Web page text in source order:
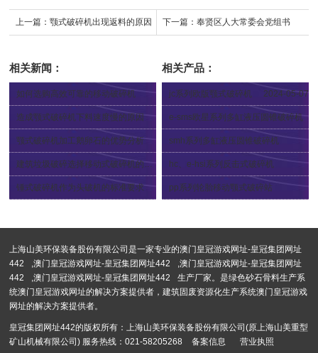
上一篇： 颚式破碎机出现返料的原因 下一篇：奉贤区人大常委会党组书
份开展“优环境、稳经济”大走访大调
研
相关新闻：
如何选购高效可靠的移动破碎机
2024-05-17
造成颚式破碎机下料速度慢的原因
2024-05-11
颚式破碎机加工鹅卵石的优势分析
2024-05-09
建筑垃圾破碎选择移动式破碎机的好处
2024-05-07
锤式破碎机作为头破机的标准要求
相关产品：
jc系列欧版颚式破碎机 2024-05-07
e-sms欧星系列多缸液压圆锥破碎机
2012-12-04
smh系列多缸液压圆锥破碎机
2012-12-04
hc、e-hsi系列反击式破碎机
2012-12-04
pp系列轮胎移动颚式破碎站
上海山美环保装备股份有限公司是一家专业的澳门皇冠游戏网址-皇冠集团网址
442
,澳门皇冠游戏网址-皇冠集团网址442 ,澳门皇冠游戏网址-皇冠集团网址
442
,澳门皇冠游戏网址-皇冠集团网址442
生产厂家。是绿色砂石骨料生产系
统澳门皇冠游戏网址的解决方案提供者，建筑固废资源化生产系统澳门皇冠游戏
网址的解决方案提供者。
皇冠集团网址442的版权所有：上海山美环保装备股份有限公司(原上海山美重型
矿山机械有限公司) 服务热线：021-58205268
备案信息 营业执照